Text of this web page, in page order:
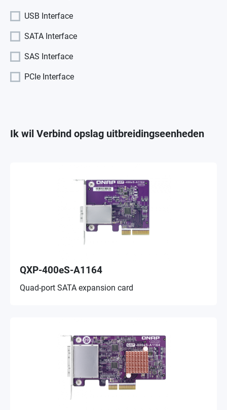
USB Interface
SATA Interface
SAS Interface
PCIe Interface
Ik wil Verbind opslag uitbreidingseenheden
QXP-400eS-A1164
Quad-port SATA expansion card